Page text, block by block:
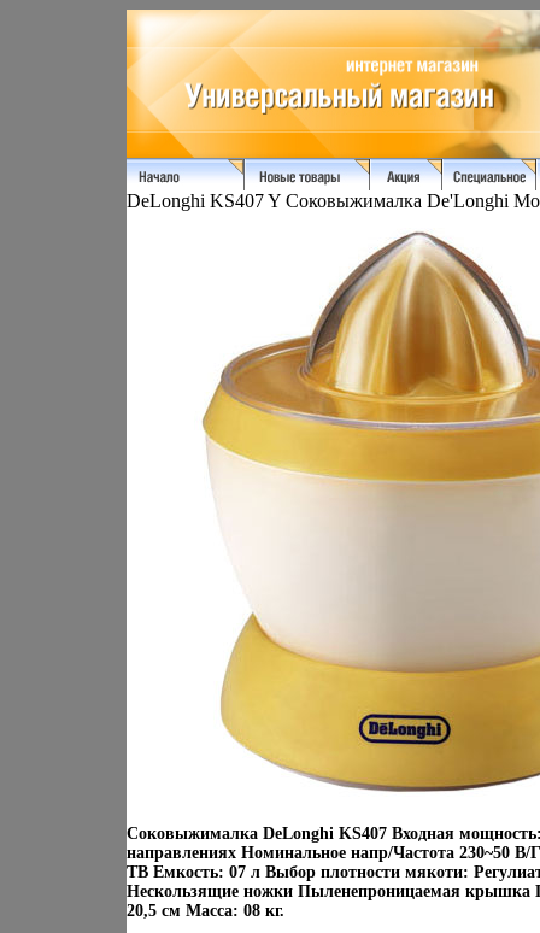
DeLonghi KS407 Y Соковыжималка De'Longhi
Соковыжималка DeLonghi KS407 Входная
направлениях Номинальное напр/Частота 230~50 В/
ТВ Емкость: 07 л Выбор плотности мякоти:
Нескользящие ножки Пыленепроницаемая крышка
20,5 см Масса: 08 кг.